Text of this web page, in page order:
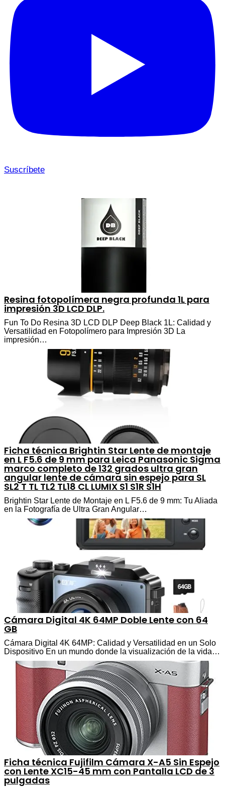
Suscríbete
Resina fotopolímera negra profunda 1L para
impresión 3D LCD DLP.
Fun To Do Resina 3D LCD DLP Deep Black 1L: Calidad y
Versatilidad en Fotopolímero para Impresión 3D La
impresión…
Ficha técnica Brightin Star Lente de montaje
en L F5.6 de 9 mm para Leica Panasonic Sigma
marco completo de 132 grados ultra gran
angular lente de cámara sin espejo para SL
SL2 T TL TL2 TL18 CL LUMIX S1 S1R S1H
Brightin Star Lente de Montaje en L F5.6 de 9 mm: Tu Aliada
en la Fotografía de Ultra Gran Angular…
Cámara Digital 4K 64MP Doble Lente con 64
GB
Cámara Digital 4K 64MP: Calidad y Versatilidad en un Solo
Dispositivo En un mundo donde la visualización de la vida…
Ficha técnica Fujifilm Cámara X-A5 Sin Espejo
con Lente XC15-45 mm con Pantalla LCD de 3
pulgadas